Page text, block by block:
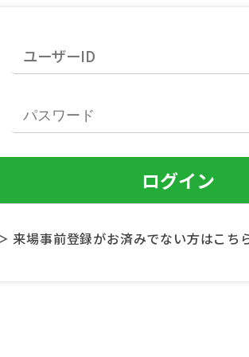
来場事前登録がお済みでない方はこち